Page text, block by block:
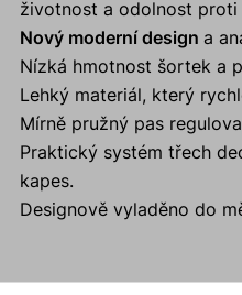
životnost a odolnost proti
Nový moderní design a
Nízká hmotnost šortek a
Lehký materiál, který
Mírně pružný pas
Praktický systém třech
kapes.
Designově vyladěno do